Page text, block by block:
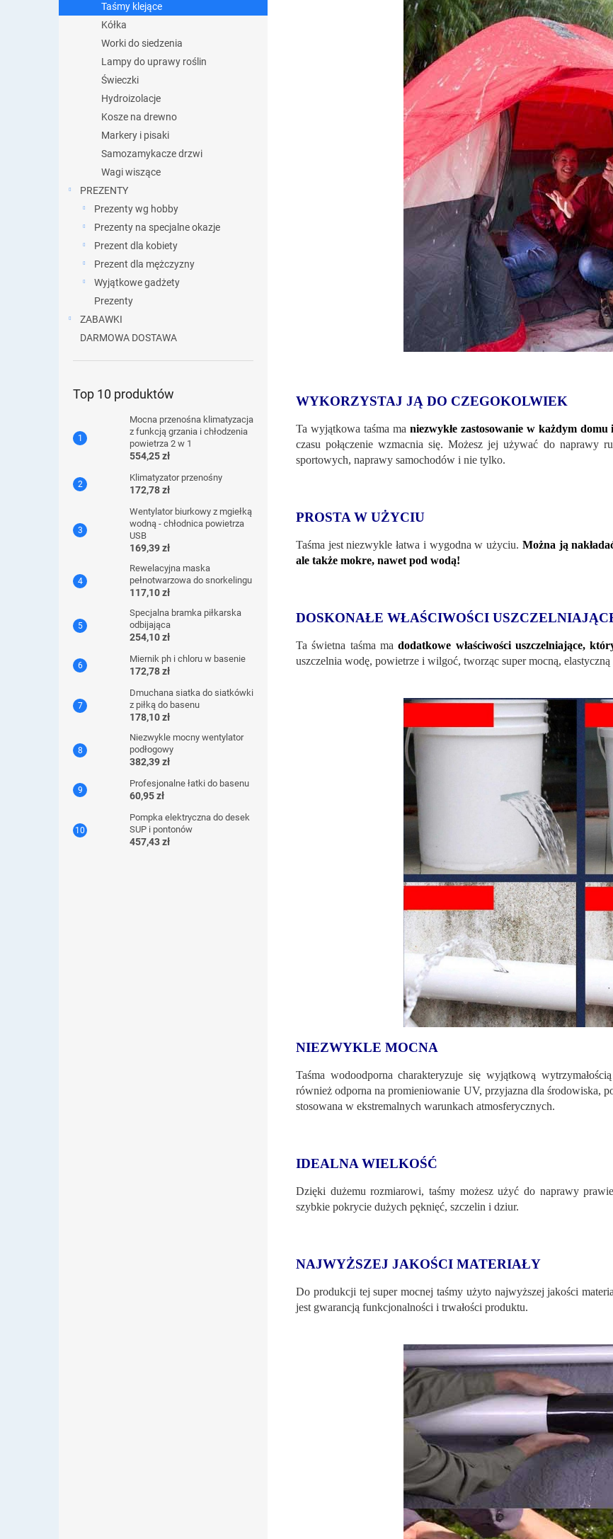
Taśmy klejące
Kółka
Worki do siedzenia
Lampy do uprawy roślin
Świeczki
Hydroizolacje
Kosze na drewno
Markery i pisaki
Samozamykacze drzwi
Wagi wiszące
PREZENTY
Prezenty wg hobby
Prezenty na specjalne okazje
Prezent dla kobiety
Prezent dla mężczyzny
Wyjątkowe gadżety
Prezenty
ZABAWKI
DARMOWA DOSTAWA
Top 10 produktów
Mocna przenośna klimatyzacja
z funkcją grzania i chłodzenia
powietrza 2 w 1
554,25 zł
Klimatyzator przenośny
172,78 zł
Wentylator biurkowy z mgiełką
wodną - chłodnica powietrza
USB
169,39 zł
Rewelacyjna maska ​​
pełnotwarzowa do snorkelingu
117,10 zł
Specjalna bramka piłkarska
odbijająca
254,10 zł
Miernik ph i chloru w basenie
172,78 zł
Dmuchana siatka do siatkówki
z piłką do basenu
178,10 zł
Niezwykle mocny wentylator
podłogowy
382,39 zł
Profesjonalne łatki do basenu
60,95 zł
Pompka elektryczna do desek
SUP i pontonów
457,43 zł
WYKORZYSTAJ JĄ DO CZEGOKOLWIEK
Ta wyjątkowa taśma ma niezwykłe zastosowanie w każdym domu
czasu połączenie wzmacnia się. Możesz jej używać do naprawy
sportowych, naprawy samochodów i nie tylko.
PROSTA W UŻYCIU
Taśma jest niezwykle łatwa i wygodna w użyciu. Można ją
ale także mokre, nawet pod wodą!
DOSKONAŁE WŁAŚCIWOŚCI
Ta świetna taśma madodatkowe właściwości uszczelniające,
uszczelnia wodę, powietrze i wilgoć, tworząc super mocną,
NIEZWYKLE MOCNA
Taśma wodoodporna charakteryzuje się wyjątkową
również odporna na promieniowanie UV, przyjazna dla środowiska,
stosowana w ekstremalnych warunkach atmosferycznych.
IDEALNA WIELKOŚĆ
Dzięki dużemu rozmiarowi, taśmy możesz użyć do naprawy
szybkie pokrycie dużych pęknięć, szczelin i dziur.
NAJWYŻSZEJ JAKOŚCI MATERIAŁY
Do produkcji tej super mocnej taśmy użyto najwyższej jakości
jest gwarancją funkcjonalności i trwałości produktu.